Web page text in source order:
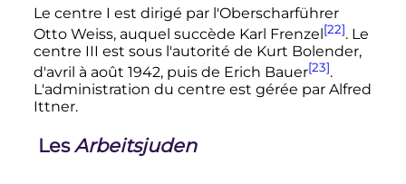
Le centre I est dirigé par l'Oberscharführer
Otto Weiss, auquel succède Karl Frenzel[22]. Le
centre III est sous l'autorité de Kurt Bolender,
d'avril à août 1942, puis de Erich Bauer[23].
L'administration du centre est gérée par Alfred
Ittner.
LesArbeitsjuden